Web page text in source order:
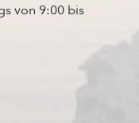
von 9:00 bis